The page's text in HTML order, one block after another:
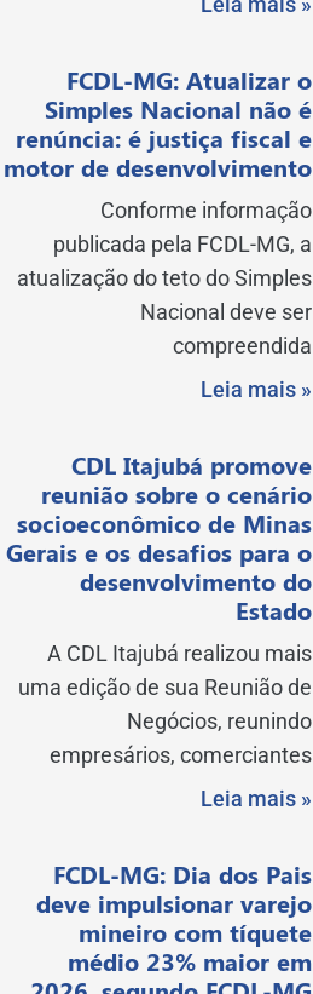
FCDL-MG: Atualizar o
Simples Nacional não é
renúncia: é justiça fiscal e
motor de desenvolvimento
Conforme informação
publicada pela FCDL-MG, a
atualização do teto do Simples
Nacional deve ser
compreendida
Leia mais »
CDL Itajubá promove
reunião sobre o cenário
socioeconômico de Minas
Gerais e os desafios para o
desenvolvimento do
Estado
A CDL Itajubá realizou mais
uma edição de sua Reunião de
Negócios, reunindo
empresários, comerciantes
Leia mais »
FCDL-MG: Dia dos Pais
deve impulsionar varejo
mineiro com tíquete
médio 23% maior em